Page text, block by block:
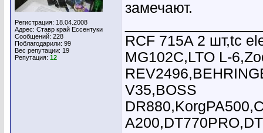
Регистрация: 18.04.2008
Адрес: Ставр край Ессентуки
Сообщений: 228
Поблагодарили: 99
Вес репутации: 19
Репутация: 12
замечают.
RCF 715A 2 шт,tc
MG102C,LTO L-
V35,BOSS